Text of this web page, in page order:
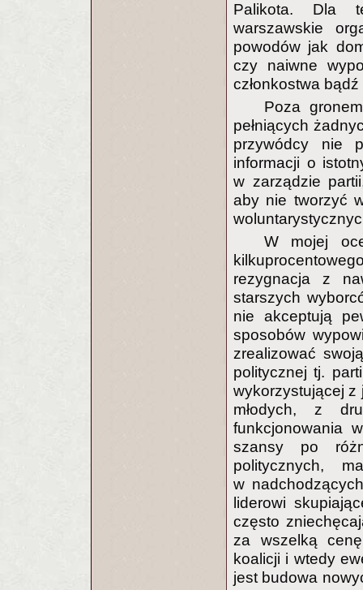
Palikota. Dla
warszawskie
powodów jak
czy naiwne
członkostwa
Poza
pełniących
przywódcy nie
informacji o
w zarządzie
aby nie tworzyć
W mojej
rezygnacja z
starszych
nie akceptują
sposobów
zrealizować
politycznej tj.
wykorzystującej z
młodych, z
funkcjonowania
szansy po
politycznych,
w
liderowi
często
za wszelką
koalicji i wtedy
jest budowa